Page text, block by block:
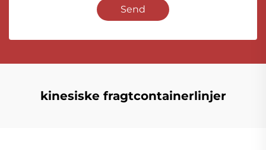
Send
kinesiske fragtcontainerlinjer